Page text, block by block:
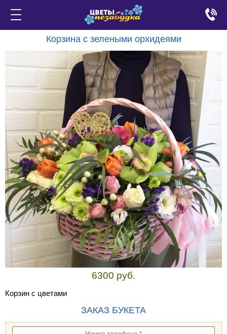
Корзина с зелеными орхидеями
6300 руб.
Корзин с цветами
ЗАКАЗ БУКЕТА